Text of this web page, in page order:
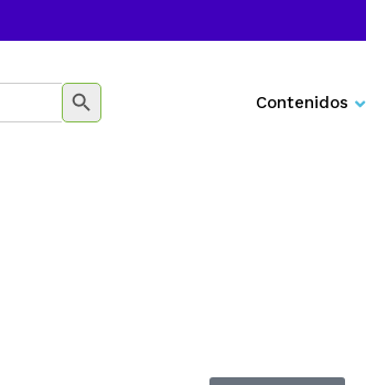
BOTÓN DE BÚSQUEDA
Contenidos